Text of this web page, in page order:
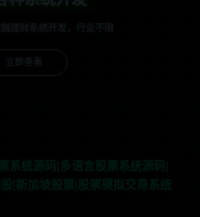
理财系统开发，行业不限
立即查看
系统源码|多语言股票系统源码|
|新加坡股票|股票模拟交易系统